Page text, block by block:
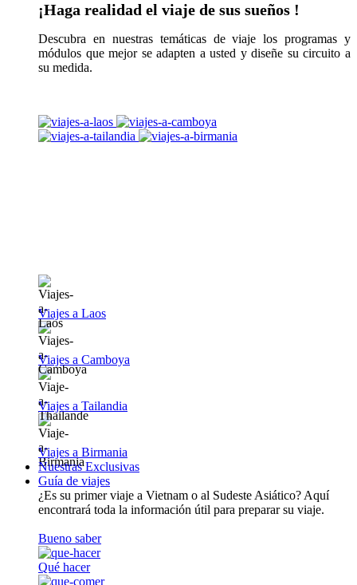
¡Haga realidad el viaje de sus sueños !
Descubra en nuestras temáticas de viaje los programas y
módulos que mejor se adapten a usted y diseñe su circuito a
su medida.
Viajes a Laos
Viajes a Camboya
Viajes a Tailandia
Viajes a Birmania
Nuestras Exclusivas
Guía de viajes
¿Es su primer viaje a Vietnam o al Sudeste Asiático? Aquí
encontrará toda la información útil para preparar su viaje.
Bueno saber
Qué hacer